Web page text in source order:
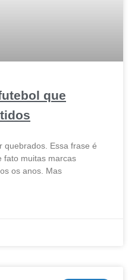
que
quebrados. Essa frase é
fato muitas marcas
os anos. Mas